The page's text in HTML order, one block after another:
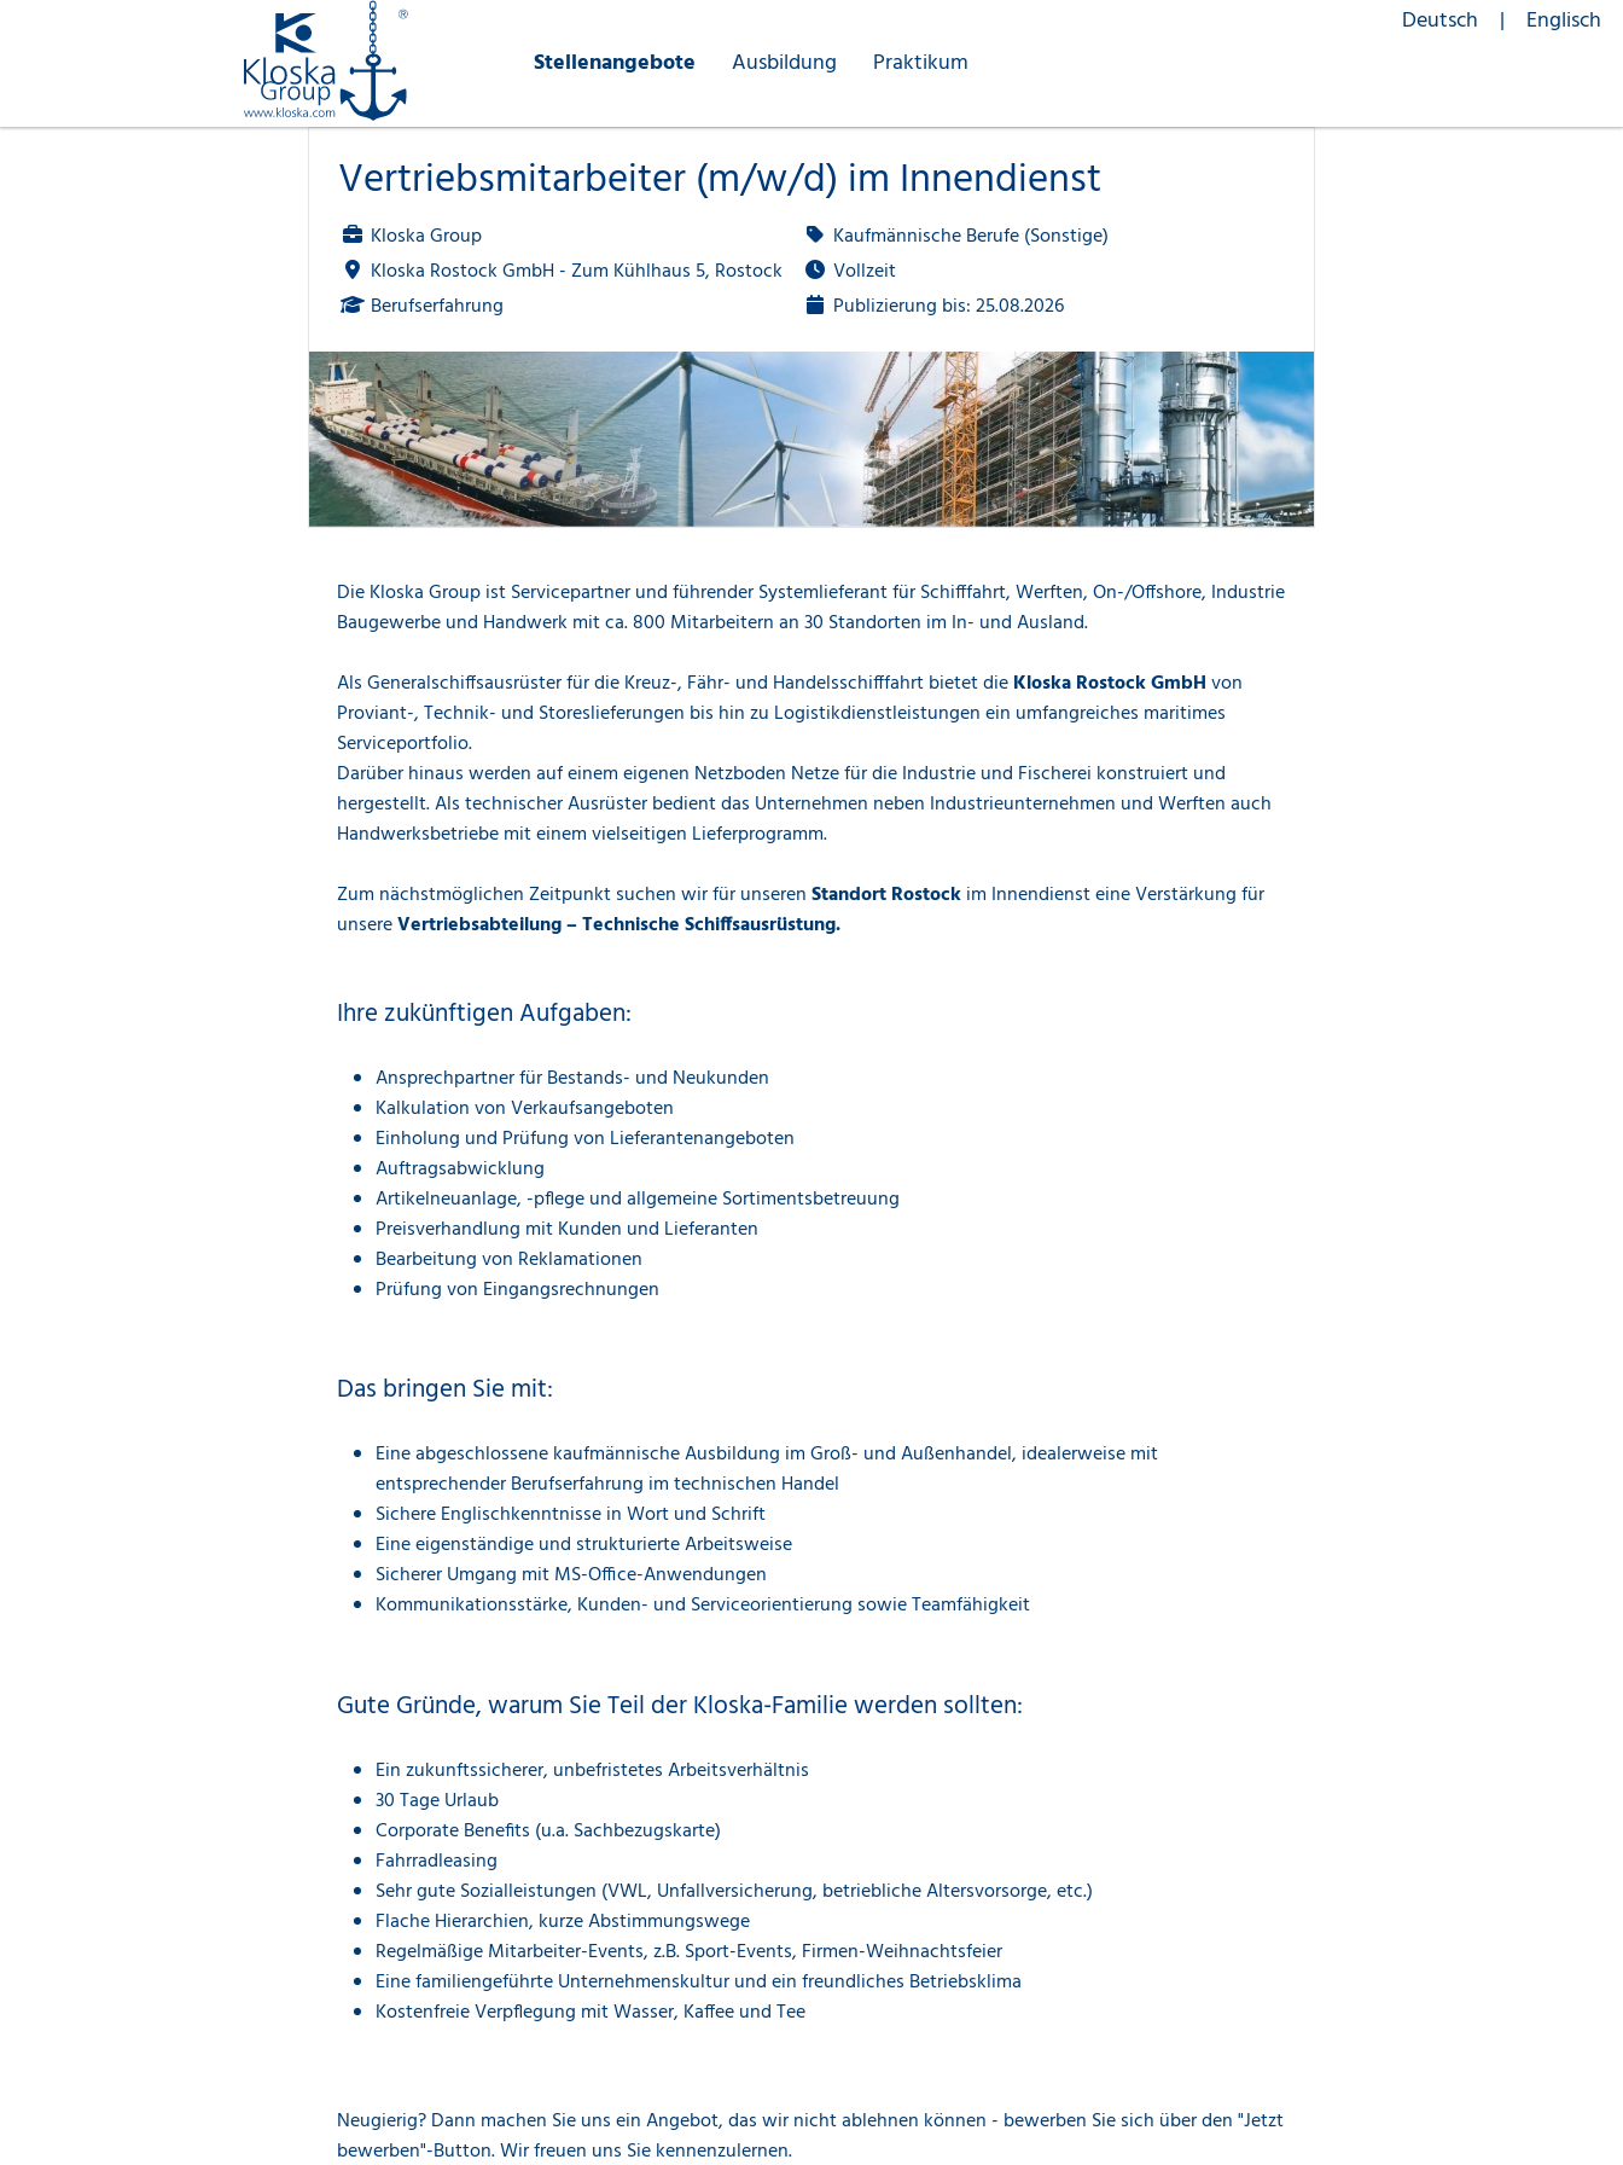
Deutsch
Englisch
Stellenangebote
Ausbildung Praktikum
Vertriebsmitarbeiter (m/w/d) im Innendienst
Kloska Group
Kloska Rostock GmbH - Zum Kühlhaus 5, Rostock
Berufserfahrung
Kaufmännische Berufe (Sonstige)
Vollzeit
Publizierung bis: 25.08.2026
Die Kloska Group ist Servicepartner und führender Systemlieferant für Schifffahrt, Werften, On-/Offshore, Industrie
Baugewerbe und Handwerk mit ca. 800 Mitarbeitern an 30 Standorten im In- und Ausland.
Als Generalschiffsausrüster für die Kreuz-, Fähr- und Handelsschifffahrt bietet dieKloska Rostock GmbHvon
Proviant-, Technik- und Storeslieferungen bis hin zu Logistikdienstleistungen ein umfangreiches maritimes
Serviceportfolio.
Darüber hinaus werden auf einem eigenen Netzboden Netze für die Industrie und Fischerei konstruiert und
hergestellt. Als technischer Ausrüster bedient das Unternehmen neben Industrieunternehmen und Werften auch
Handwerksbetriebe mit einem vielseitigen Lieferprogramm.
Zum nächstmöglichen Zeitpunkt suchen wir für unserenStandort Rostockim Innendienst eine Verstärkung für
unsereVertriebsabteilung – Technische Schiffsausrüstung.
Ihre zukünftigen Aufgaben:
Ansprechpartner für Bestands- und Neukunden
Kalkulation von Verkaufsangeboten
Einholung und Prüfung von Lieferantenangeboten
Auftragsabwicklung
Artikelneuanlage, -pflege und allgemeine Sortimentsbetreuung
Preisverhandlung mit Kunden und Lieferanten
Bearbeitung von Reklamationen
Prüfung von Eingangsrechnungen
Das bringen Sie mit:
Eine abgeschlossene kaufmännische Ausbildung im Groß- und Außenhandel, idealerweise mit
entsprechender Berufserfahrung im technischen Handel
Sichere Englischkenntnisse in Wort und Schrift
Eine eigenständige und strukturierte Arbeitsweise
Sicherer Umgang mit MS-Office-Anwendungen
Kommunikationsstärke, Kunden- und Serviceorientierung sowie Teamfähigkeit
Gute Gründe, warum Sie Teil der Kloska-Familie werden sollten:
Ein zukunftssicherer, unbefristetes Arbeitsverhältnis
30 Tage Urlaub
Corporate Benefits (u.a. Sachbezugskarte)
Fahrradleasing
Sehr gute Sozialleistungen (VWL, Unfallversicherung, betriebliche Altersvorsorge, etc.)
Flache Hierarchien, kurze Abstimmungswege
Regelmäßige Mitarbeiter-Events, z.B. Sport-Events, Firmen-Weihnachtsfeier
Eine familiengeführte Unternehmenskultur und ein freundliches Betriebsklima
Kostenfreie Verpflegung mit Wasser, Kaffee und Tee
Neugierig? Dann machen Sie uns ein Angebot, das wir nicht ablehnen können - bewerben Sie sich über den "Jetzt
bewerben"-Button. Wir freuen uns Sie kennenzulernen.